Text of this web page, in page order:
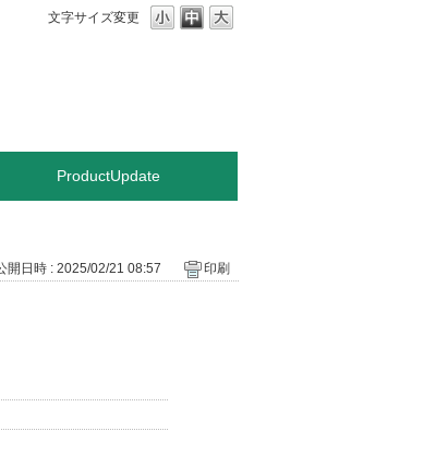
文字サイズ変更
ProductUpdate
開日時 : 2025/02/21 08:57 印刷